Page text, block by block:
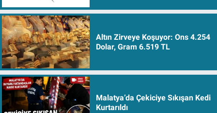
Altın Zirveye Koşuyor: Ons 4.254
Dolar, Gram 6.519 TL
Malatya’da Çekiciye Sıkışan Kedi
Kurtarıldı